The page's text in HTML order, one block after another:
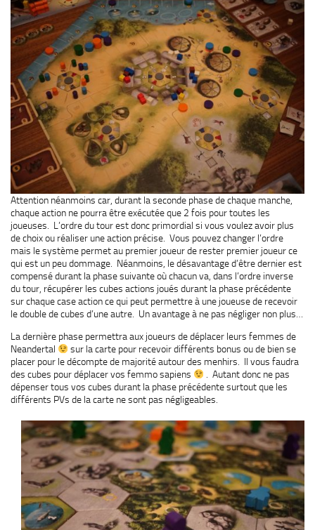
Attention néanmoins car, durant la seconde phase de chaque manche,
chaque action ne pourra être exécutée que 2 fois pour toutes les
joueuses. L’ordre du tour est donc primordial si vous voulez avoir plus
de choix ou réaliser une action précise. Vous pouvez changer l’ordre
mais le système permet au premier joueur de rester premier joueur ce
qui est un peu dommage. Néanmoins, le désavantage d’être dernier est
compensé durant la phase suivante où chacun va, dans l’ordre inverse
du tour, récupérer les cubes actions joués durant la phase précédente
sur chaque case action ce qui peut permettre à une joueuse de recevoir
le double de cubes d’une autre. Un avantage à ne pas négliger non plus…
La dernière phase permettra aux joueurs de déplacer leurs femmes de
Neandertal
sur la carte pour recevoir différents bonus ou de bien se
placer pour le décompte de majorité autour des menhirs. Il vous faudra
des cubes pour déplacer vos femmo sapiens
. Autant donc ne pas
dépenser tous vos cubes durant la phase précédente surtout que les
différents PVs de la carte ne sont pas négligeables.